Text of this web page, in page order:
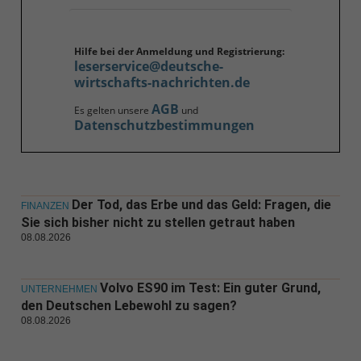
Hilfe bei der Anmeldung und Registrierung:
leserservice@deutsche-
wirtschafts-nachrichten.de
Es gelten unsere AGB und
Datenschutzbestimmungen
FINANZEN Der Tod, das Erbe und das Geld: Fragen, die
Sie sich bisher nicht zu stellen getraut haben
08.08.2026
UNTERNEHMEN Volvo ES90 im Test: Ein guter Grund,
den Deutschen Lebewohl zu sagen?
08.08.2026